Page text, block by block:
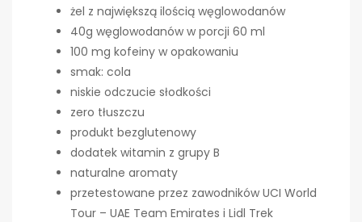
żel z największą ilością węglowodanów
40g węglowodanów w porcji 60 ml
100 mg kofeiny w opakowaniu
smak: cola
niskie odczucie słodkości
zero tłuszczu
produkt bezglutenowy
dodatek witamin z grupy B
naturalne aromaty
przetestowane przez zawodników UCI World
Tour – UAE Team Emirates i Lidl Trek